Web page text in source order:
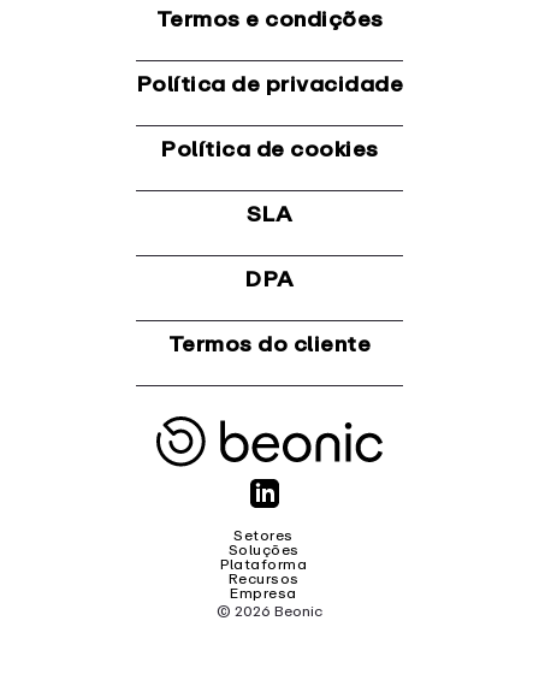
Termos e condições
Política de privacidade
Política de cookies
SLA
DPA
Termos do cliente
© 2026 Beonic
Setores
Soluções
Plataforma
Recursos
Empresa